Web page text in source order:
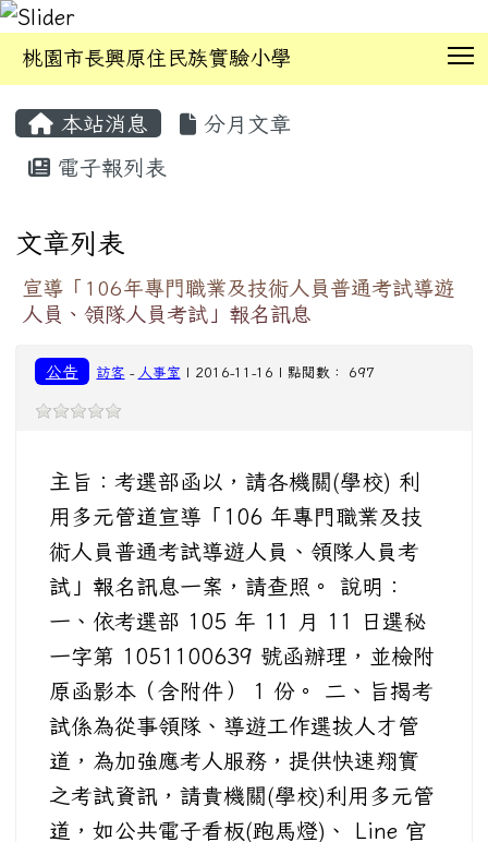
桃園市長興原住民族實驗小學
本站消息
分月文章
電子報列表
文章列表
宣導「106年專門職業及技術人員普通考試導遊
人員、領隊人員考試」報名訊息
公告 訪客 - 人事室 | 2016-11-16 | 點閱數： 697
主旨：考選部函以，請各機關(學校) 利
用多元管道宣導「106 年專門職業及技
術人員普通考試導遊人員、領隊人員考
試」報名訊息一案，請查照。 說明：
一、依考選部 105 年 11 月 11 日選秘
一字第 1051100639 號函辦理，並檢附
原函影本（含附件） 1 份。 二、旨揭考
試係為從事領隊、導遊工作選拔人才管
道，為加強應考人服務，提供快速翔實
之考試資訊，請貴機關(學校)利用多元管
道，如公共電子看板(跑馬燈)、 Line 官